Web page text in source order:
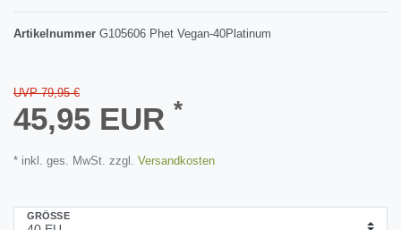
Artikelnummer G105606 Phet Vegan-40Platinum
UVP 79,95 €
45,95 EUR *
* inkl. ges. MwSt. zzgl. Versandkosten
GRÖSSE